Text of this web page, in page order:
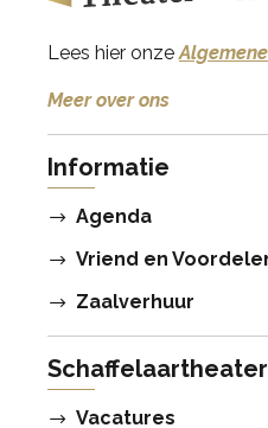
Lees hier onze
Meer over ons
Informatie
Agenda
Vriend en
Zaalverhuur
Schaffelaartheater
Vacatures